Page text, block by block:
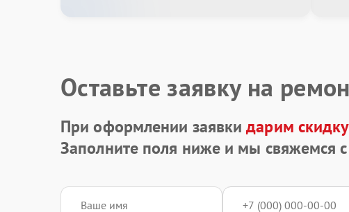
Оставьте заявку на
При оформлении заявкидарим
Заполните поля ниже и мы свяжемся